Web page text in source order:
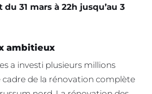
31 mars à 22h jusqu’au 3
ambitieux
a investi plusieurs millions
cadre de la rénovation complète